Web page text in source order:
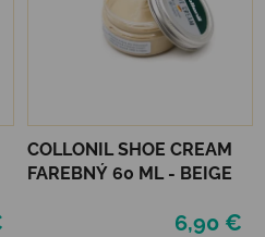
COLLONIL SHOE CREAM
FAREBNÝ 60 ML - BEIGE
6,90 €